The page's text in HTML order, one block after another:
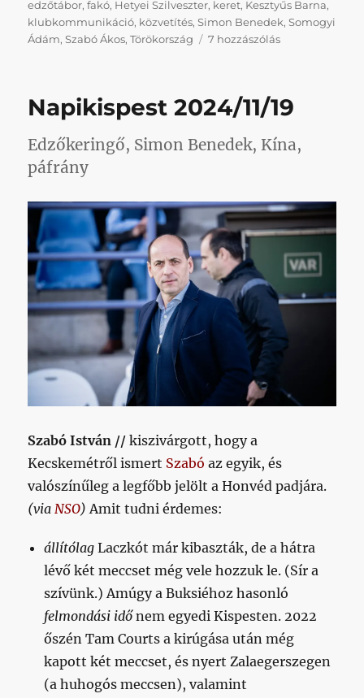
edzőtábor,fakó, Hetyei Szilveszter, keret, Kesztyűs Barna,
klubkommunikáció, közvetítés,Simon Benedek,Somogyi
Ádám,Szabó Ákos,Törökország 7 hozzászólásPárnapikispest
Napikispest 2024/11/19
Edzőkeringő, Simon Benedek, Kína,
páfrány
Szabó István // kiszivárgott, hogy a
Kecskemétről ismert Szabó az egyik, és
valószínűleg a legfőbb jelölt a Honvéd padjára.
(viaNSO) Amit tudni érdemes:
állítólag Laczkót már kibaszták, de a hátra
lévő két meccset még vele hozzuk le. (Sír a
szívünk.) Amúgy a Buksiéhoz hasonló
felmondási időnem egyedi Kispesten. 2022
őszén Tam Courts a kirúgása után még
kapott két meccset, és nyert Zalaegerszegen
(a huhogós meccsen), valamint